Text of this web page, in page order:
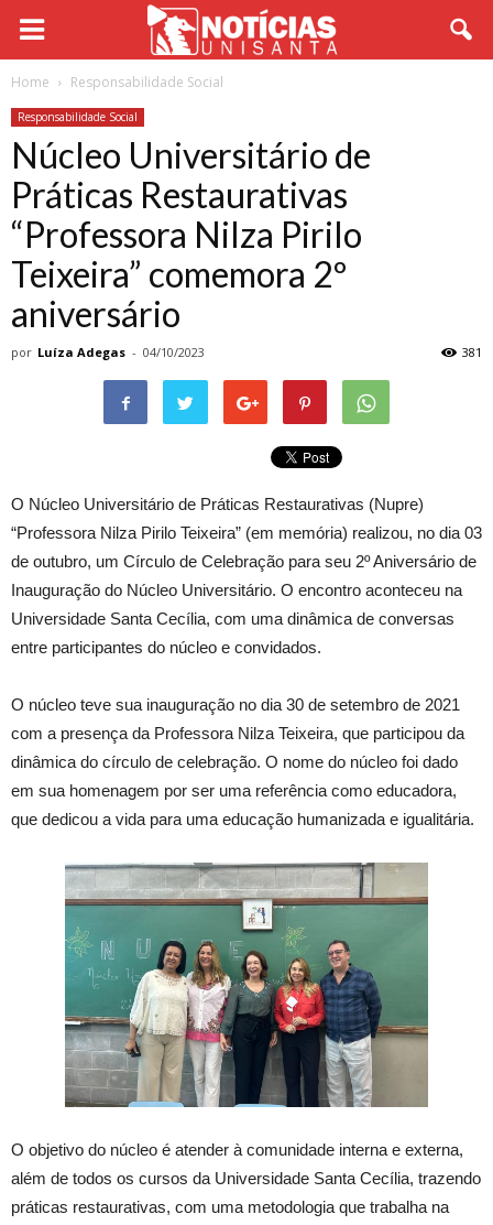
Home Responsabilidade Social
Responsabilidade Social
Núcleo Universitário de
Práticas Restaurativas
“Professora Nilza Pirilo
Teixeira” comemora 2º
aniversário
por Luíza Adegas - 04/10/2023 381
O Núcleo Universitário de Práticas Restaurativas (Nupre)
“Professora Nilza Pirilo Teixeira” (em memória) realizou, no dia 03
de outubro, um Círculo de Celebração para seu 2º Aniversário de
Inauguração do Núcleo Universitário. O encontro aconteceu na
Universidade Santa Cecília, com uma dinâmica de conversas
entre participantes do núcleo e convidados.
O núcleo teve sua inauguração no dia 30 de setembro de 2021
com a presença da Professora Nilza Teixeira, que participou da
dinâmica do círculo de celebração. O nome do núcleo foi dado
em sua homenagem por ser uma referência como educadora,
que dedicou a vida para uma educação humanizada e igualitária.
O objetivo do núcleo é atender à comunidade interna e externa,
além de todos os cursos da Universidade Santa Cecília, trazendo
práticas restaurativas, com uma metodologia que trabalha na